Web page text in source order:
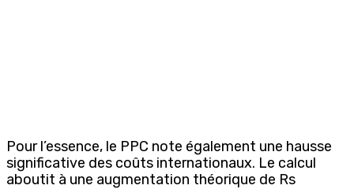
Pour l’essence, le PPC note également une hausse
significative des coûts internationaux. Le calcul
aboutit à une augmentation théorique de Rs